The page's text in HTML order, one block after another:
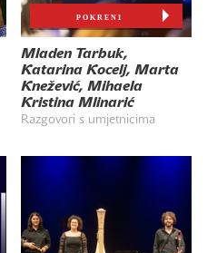
POKRENI
Mladen Tarbuk,
Katarina Kocelj, Marta
Knežević, Mihaela
Kristina Mlinarić
Razgovori s umjetnicima